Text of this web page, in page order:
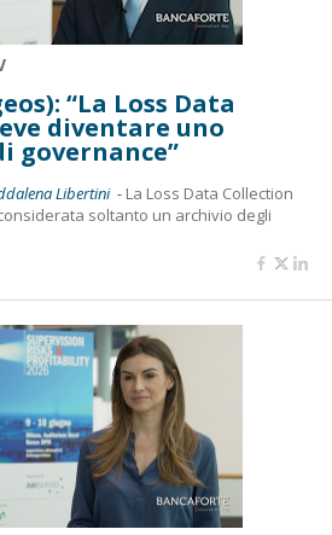
“La Loss Data
diventare uno
governance”
Libertini - La Loss Data Collection
soltanto un archivio degli